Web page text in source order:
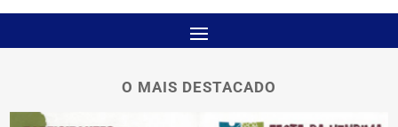
O MAIS DESTACADO